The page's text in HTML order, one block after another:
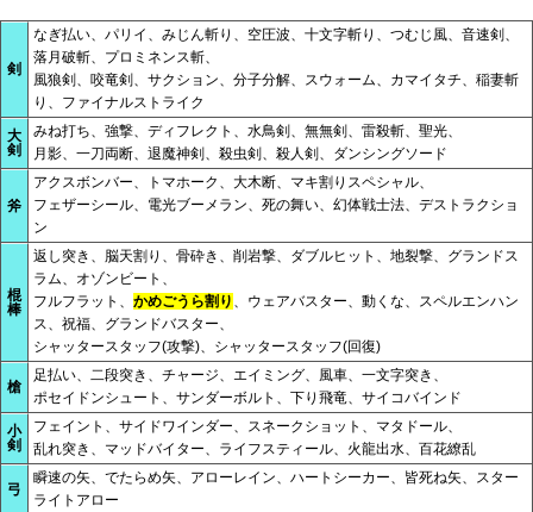
剣
なぎ払い、パリイ、みじん斬り、空圧波、十文字斬り、つむじ風、音速剣、
落月破斬、プロミネンス斬、
風狼剣、咬竜剣、サクション、分子分解、スウォーム、カマイタチ、稲妻斬
り、ファイナルストライク
大
剣
みね打ち、強撃、ディフレクト、水鳥剣、無無剣、雷殺斬、聖光、
月影、一刀両断、退魔神剣、殺虫剣、殺人剣、ダンシングソード
斧
アクスボンバー、トマホーク、大木断、マキ割りスペシャル、
フェザーシール、電光ブーメラン、死の舞い、幻体戦士法、デストラクショ
ン
棍
棒
返し突き、脳天割り、骨砕き、削岩撃、ダブルヒット、地裂撃、グランドス
ラム、オゾンビート、
フルフラット、 かめごうら割り
、ウェアバスター、動くな、スペルエンハン
ス、祝福、グランドバスター、
シャッタースタッフ(攻撃)、シャッタースタッフ(回復)
槍
足払い、二段突き、チャージ、エイミング、風車、一文字突き、
ポセイドンシュート、サンダーボルト、下り飛竜、サイコバインド
小
剣
フェイント、サイドワインダー、スネークショット、マタドール、
乱れ突き、マッドバイター、ライフスティール、火龍出水、百花繚乱
弓
瞬速の矢、でたらめ矢、アローレイン、ハートシーカー、皆死ね矢、スター
ライトアロー